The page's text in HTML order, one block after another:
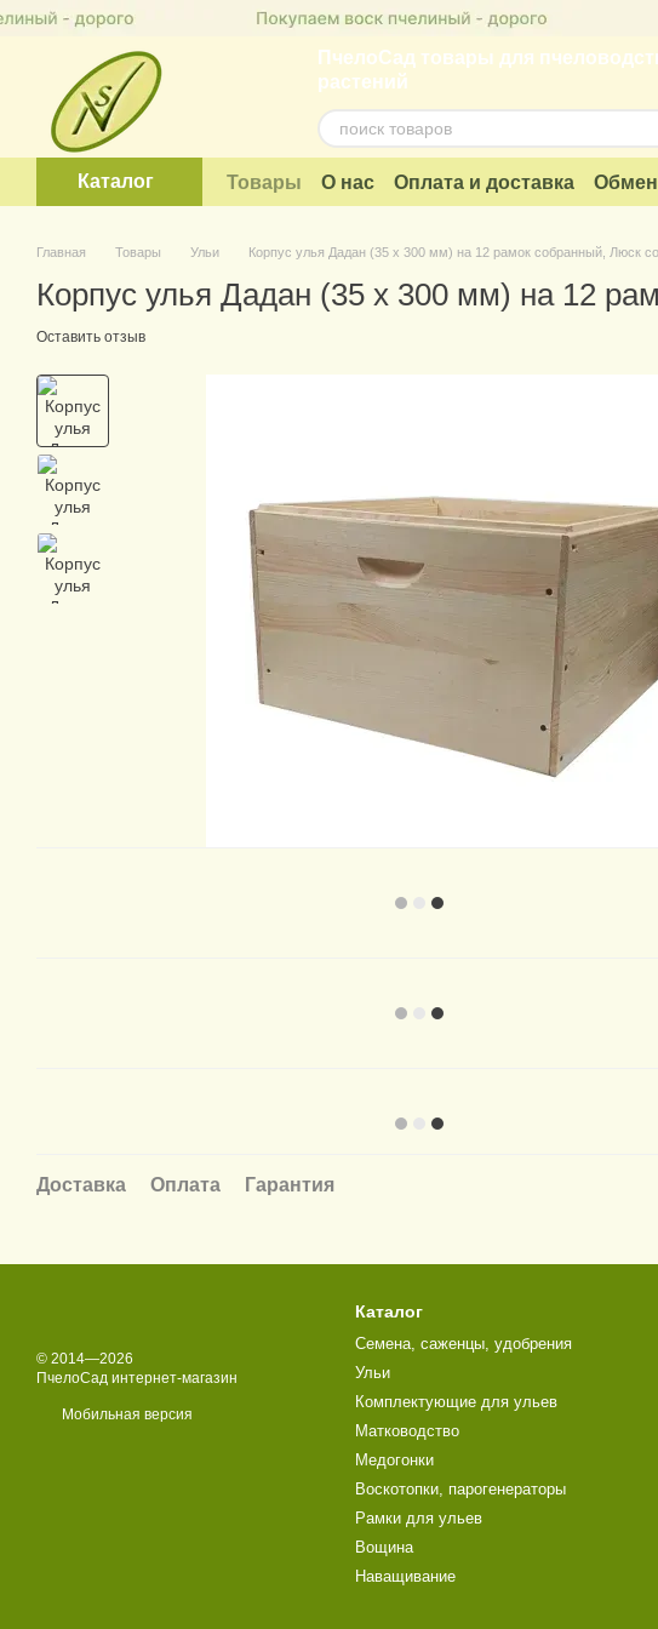
Перейти к основному контенту
ПчелоСад товары для
растений
Каталог Товары О нас Оплата и доставка Обмен
Договор публичной оферты
Главная Товары Ульи Корпус улья Дадан (35 х 300 мм) на 12 рамок собранный, Люск
Корпус улья Дадан (35 х 300 мм) на 12
Оставить отзыв
Доставка Оплата Гарантия
© 2014—2026
ПчелоСад интернет-магазин
Мобильная версия
Каталог
Семена, саженцы, удобрения
Ульи
Комплектующие для ульев
Матководство
Медогонки
Воскотопки, парогенераторы
Рамки для ульев
Вощина
Наващивание